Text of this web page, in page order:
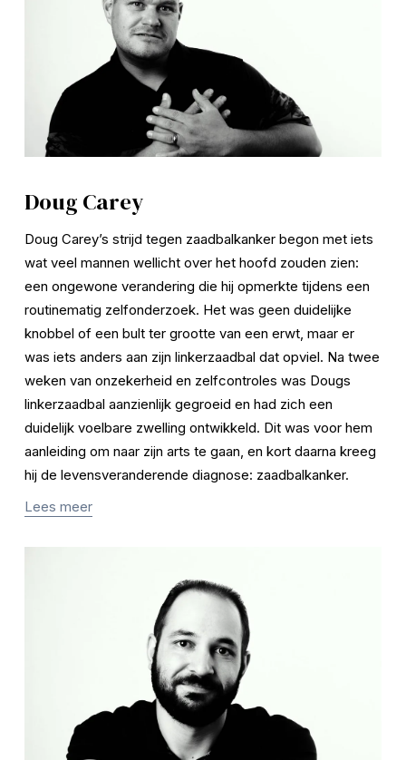
Doug Carey
Doug Carey’s strijd tegen zaadbalkanker begon met iets
wat veel mannen wellicht over het hoofd zouden zien:
een ongewone verandering die hij opmerkte tijdens een
routinematig zelfonderzoek. Het was geen duidelijke
knobbel of een bult ter grootte van een erwt, maar er
was iets anders aan zijn linkerzaadbal dat opviel. Na twee
weken van onzekerheid en zelfcontroles was Dougs
linkerzaadbal aanzienlijk gegroeid en had zich een
duidelijk voelbare zwelling ontwikkeld. Dit was voor hem
aanleiding om naar zijn arts te gaan, en kort daarna kreeg
hij de levensveranderende diagnose: zaadbalkanker.
Lees meer